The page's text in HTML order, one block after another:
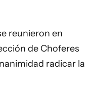
reunieron en
de Choferes
radicar la